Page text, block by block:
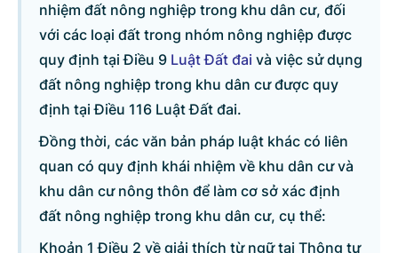
© CỔNG THÔNG TIN ĐIỆN TỬ CHÍNH PHỦ
Tổng Giám đốc: Nguyễn Hồng Sâm
Trụ sở: 16 Lê Hồng Phong - Ba Đình - Hà Nội.
Điện thoại: Văn phòng: 080 43162; Fax: 080.48924;
Email: thongtinchinhphu@chinhphu.vn.
Cổng TTĐT Chính phủ
Văn phòng Chính phủ
nhiệm đất nông nghiệp trong khu dân cư, đối
với các loại đất trong nhóm nông nghiệp được
quy định tại Điều 9 Luật Đất đai và việc sử dụng
đất nông nghiệp trong khu dân cư được quy
định tại Điều 116 Luật Đất đai.
Đồng thời, các văn bản pháp luật khác có liên
quan có quy định khái nhiệm về khu dân cư và
khu dân cư nông thôn để làm cơ sở xác định
đất nông nghiệp trong khu dân cư, cụ thể:
Khoản 1 Điều 2 về giải thích từ ngữ tại Thông tư